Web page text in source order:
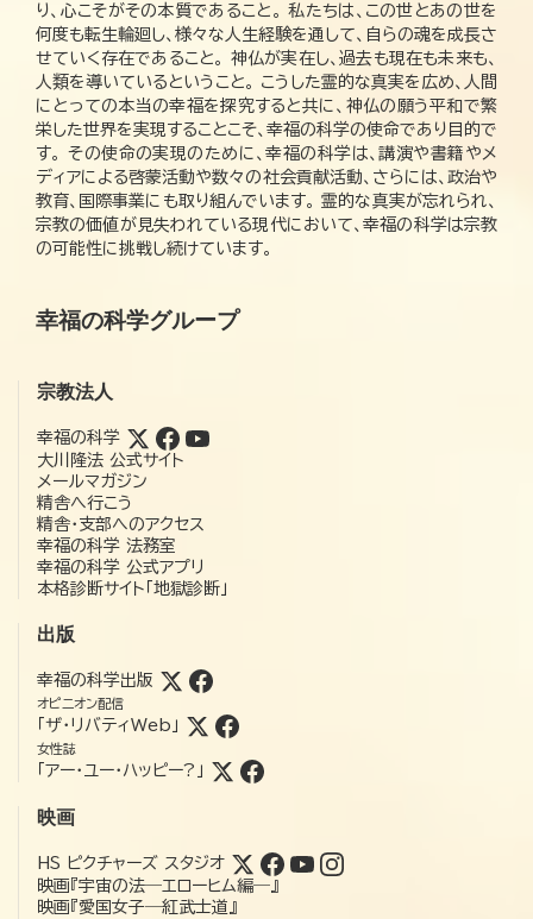
り、心こそがその本質であること。 私たちは、この世とあの世を
何度も転生輪廻し、様々な人生経験を通して、自らの魂を成長さ
せていく存在であること。 神仏が実在し、過去も現在も未来も、
人類を導いているということ。 こうした霊的な真実を広め、人間
にとっての本当の幸福を探究すると共に、神仏の願う平和で繁
栄した世界を実現することこそ、幸福の科学の使命であり目的で
す。 その使命の実現のために、幸福の科学は、講演や書籍やメ
ディアによる啓蒙活動や数々の社会貢献活動、さらには、政治や
教育、国際事業にも取り組んでいます。 霊的な真実が忘れられ、
宗教の価値が見失われている現代において、幸福の科学は宗教
の可能性に挑戦し続けています。
幸福の科学グループ
宗教法人
幸福の科学
大川隆法 公式サイト
メールマガジン
精舎へ行こう
精舎・支部へのアクセス
幸福の科学 法務室
幸福の科学 公式アプリ
本格診断サイト「地獄診断」
出版
幸福の科学出版
オピニオン配信
「ザ・リバティWeb」
女性誌
「アー・ユー・ハッピー?」
映画
HS ピクチャーズ スタジオ
映画『宇宙の法―エローヒム編―』
映画『愛国女子―紅武士道』